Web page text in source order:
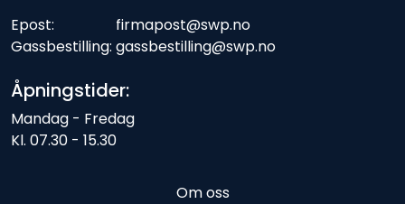
Epost: firmapost@swp.no
Gassbestilling: gassbestilling@swp.no
Åpningstider:
Mandag - Fredag
Kl. 07.30 - 15.30
Om oss